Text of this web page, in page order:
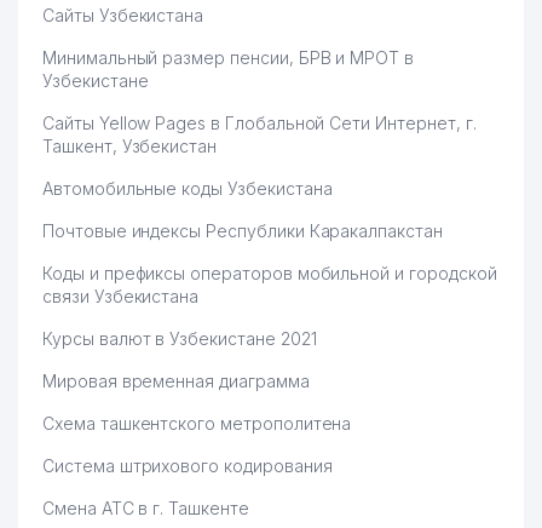
Сайты Узбекистана
Минимальный размер пенсии, БРВ и МРОТ в
Узбекистане
Сайты Yellow Pages в Глобальной Сети Интернет, г.
Ташкент, Узбекистан
Автомобильные коды Узбекистана
Почтовые индексы Республики Каракалпакстан
Коды и префиксы операторов мобильной и городской
связи Узбекистана
Курсы валют в Узбекистане 2021
Мировая временная диаграмма
Схема ташкентского метрополитена
Система штрихового кодирования
Смена АТС в г. Ташкенте